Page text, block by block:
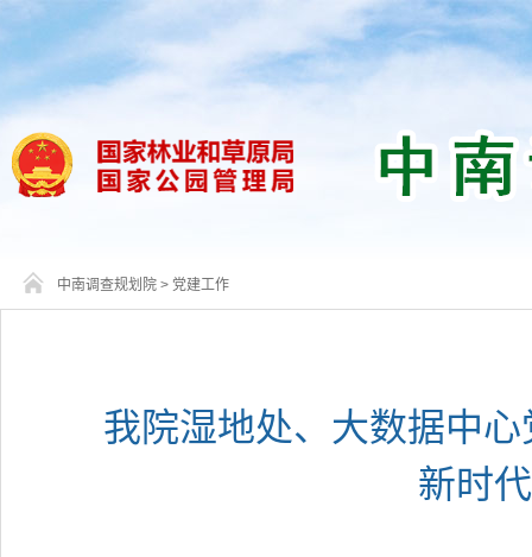
中南调查规划院 > 党建工作
我院湿地处、大数据中
新时